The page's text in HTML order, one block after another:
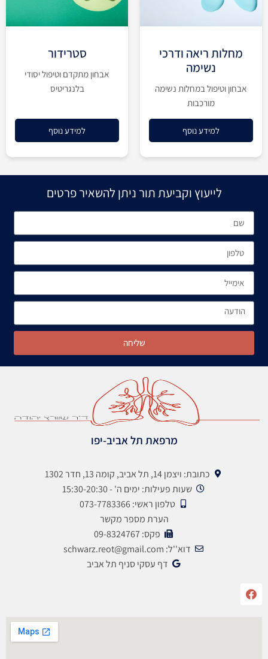
מחלות ריאה ודרכי
נשימה
אבחון וטיפול במחלות נשימה
מורכבות
למידע נוסף
סטרידור
אבחון מתקדם וטיפול יסודי
בלנגריטיס
למידע נוסף
לייעוץ וקביעת תור ניתן להשאיר פרטים
שליחה
מרפאת תל אביב-יפו
כתובת: ויצמן 14, תל אביב, קומה 13, חדר 1302
שעות פעילות: ימים ה' - 15:30-20:30
טלפון ראשי: 073-7783366
הערת מספר מקשר
פקס: 09-8324767
דוא''ל: schwarz.reot@gmail.com
דף עסקי סניף תל אביב